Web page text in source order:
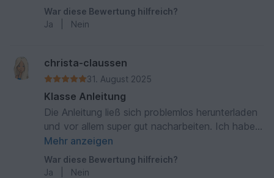
War diese Bewertung hilfreich?
Ja
Nein
christa-claussen
31. August 2025
Klasse Anleitung
Die Anleitung ließ sich problemlos herunterladen
und vor allem super gut nacharbeiten. Ich habe
schon Häkelerfahrung, aber auch jemand, der
weniger Erfahrung hat, kann die Anleitung gut
verstehen und umsetzen. Es war alles klar
Mehr anzeigen
War diese Bewertung hilfreich?
Ja
Nein